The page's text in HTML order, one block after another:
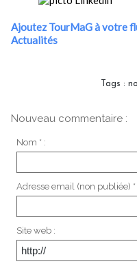
Ajoutez TourMaG à votre
Actualités
Tags :
Nouveau commentaire :
Nom * :
Adresse email (non publiée) *
Site web :